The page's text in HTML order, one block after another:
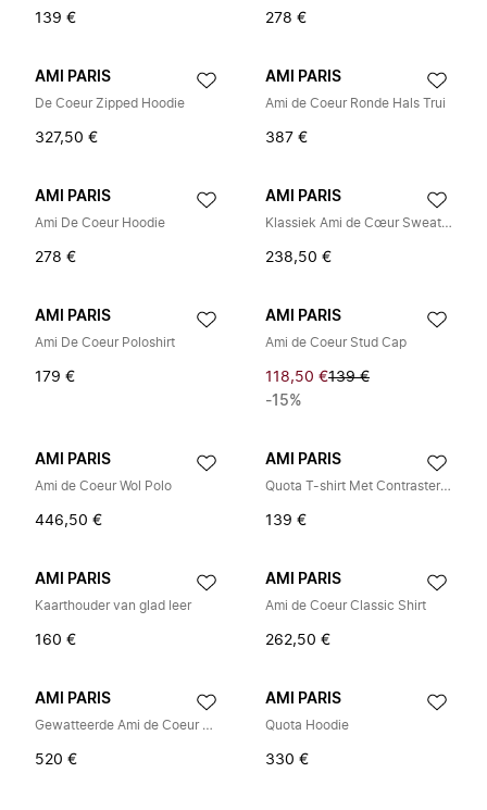
139 € 278 €
AMI PARIS
De Coeur Zipped Hoodie
327,50 €
AMI PARIS
Ami de Coeur Ronde Hals Trui
387 €
AMI PARIS
Ami De Coeur Hoodie
278 €
AMI PARIS
Klassiek Ami de Cœur Sweatshirt
238,50 €
AMI PARIS
Ami De Coeur Poloshirt
179 €
AMI PARIS
Ami de Coeur Stud Cap
118,50 €139 €
-15%
AMI PARIS
Ami de Coeur Wol Polo
446,50 €
AMI PARIS
Quota T-shirt Met Contrasterend Logo
139 €
AMI PARIS
Kaarthouder van glad leer
160 €
AMI PARIS
Ami de Coeur Classic Shirt
262,50 €
AMI PARIS
Gewatteerde Ami de Coeur Overshirt
520 €
AMI PARIS
Quota Hoodie
330 €